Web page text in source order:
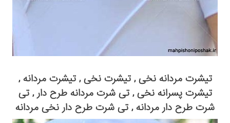
تیشرت مردانه نخی , تیشرت نخی , تیشرت مردانه ,
تیشرت پسرانه نخی , تی شرت مردانه طرح دار , تی
شرت طرح دار مردانه , تی شرت طرح دار نخی مردانه